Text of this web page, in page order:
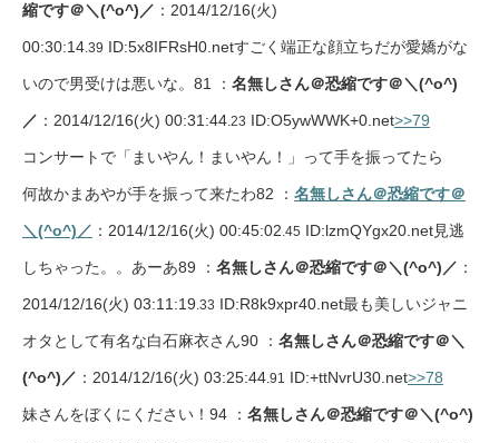
縮です＠＼(^o^)／ ：2014/12/16(火)
00:30:14 .39 ID:5x8IFRsH0.netすごく端正な顔立ちだが愛嬌がな
いので男受けは悪いな。81 ： 名無しさん＠恐縮です＠＼(^o^)
／ ：2014/12/16(火) 00:31:44 .23 ID:O5ywWWK+0.net>>79
コンサートで「まいやん！まいやん！」って手を振ってたら
何故かまあやが手を振って来たわ82 ： 名無しさん＠恐縮です＠
＼(^o^)／ ：2014/12/16(火) 00:45:02 .45 ID:lzmQYgx20.net見逃
しちゃった。。あーあ89 ： 名無しさん＠恐縮です＠＼(^o^)／ ：
2014/12/16(火) 03:11:19 .33 ID:R8k9xpr40.net最も美しいジャニ
オタとして有名な白石麻衣さん90 ： 名無しさん＠恐縮です＠＼
(^o^)／ ：2014/12/16(火) 03:25:44 .91 ID:+ttNvrU30.net>>78
妹さんをぼくにください！94 ： 名無しさん＠恐縮です＠＼(^o^)